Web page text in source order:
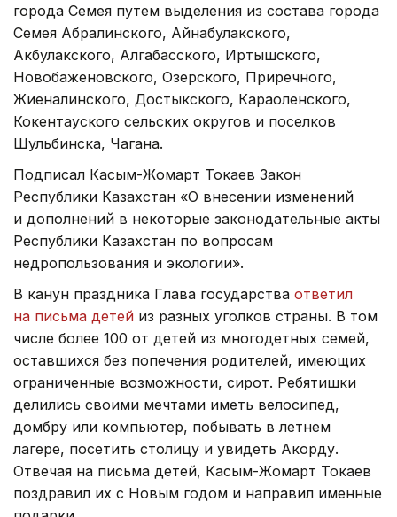
города Семея путем выделения из состава города
Семея Абралинского, Айнабулакского,
Акбулакского, Алгабасского, Иртышского,
Новобаженовского, Озерского, Приречного,
Жиеналинского, Достыкского, Караоленского,
Кокентауского сельских округов и поселков
Шульбинска, Чагана.
Подписал Касым-Жомарт Токаев Закон
Республики Казахстан «О внесении изменений
и дополнений в некоторые законодательные акты
Республики Казахстан по вопросам
недропользования и экологии».
В канун праздника Глава государства ответил
на письма детей из разных уголков страны. В том
числе более 100 от детей из многодетных семей,
оставшихся без попечения родителей, имеющих
ограниченные возможности, сирот. Ребятишки
делились своими мечтами иметь велосипед,
домбру или компьютер, побывать в летнем
лагере, посетить столицу и увидеть Акорду.
Отвечая на письма детей, Касым-Жомарт Токаев
поздравил их с Новым годом и направил именные